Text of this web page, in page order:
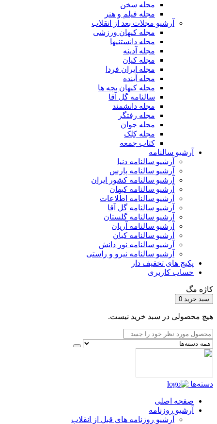
مجله سخن
مجله فیلم و هنر
آرشیو مجلات بعد از انقلاب
مجله کیهان ورزشی
مجله دانستنیها
مجله آدینه
مجله کیان
مجله ایران فردا
مجله آینده
مجله کیهان بچه ها
سالنامه گل آقا
مجله دانشمند
مجله رفتگر
مجله جوان
مجله کِلک
کتاب جمعه
آرشیو سالنامه
آرشیو سالنامه دنیا
آرشیو سالنامه پارس
آرشیو سالنامه کشور ایران
آرشیو سالنامه کیهان
آرشیو سالنامه اطلاعات
آرشیو سالنامه گل آقا
آرشیو سالنامه گلستان
آرشیو سالنامه آریان
آرشیو سالنامه کیان
آرشیو سالنامه نور دانش
آرشیو سالنامه نیرو و راستی
پکیج های تخفیف دار
حساب کاربری
کاژه مگ
سبد خرید 0
هیچ محصولی در سبد خرید نیست.
دسته‌ها
صفحه اصلی
آرشیو روزنامه
آرشیو روزنامه های قبل از انقلاب